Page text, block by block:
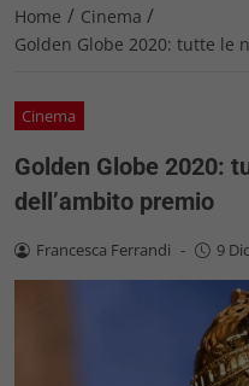
Home / Cinema /
Golden Globe 2020: tutte le
Cinema
Golden Globe 2020:
dell’ambito premio
Francesca Ferrandi - 9